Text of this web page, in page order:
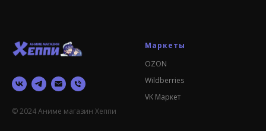
© 2024 Аниме магазин Хеппи
Маркеты
OZON
Wildberries
VK Маркет